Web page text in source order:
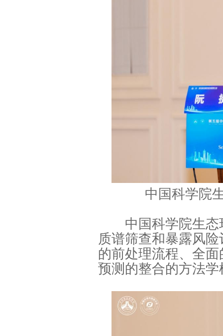
中国科学院
中国科学院生态
质谱筛查和暴露风
的前处理流程、全
预测的整合的方法学